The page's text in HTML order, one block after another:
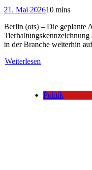
21. Mai 202610 mins
Berlin (ots) – Die geplante
in der Branche weiterhin
Weiterlesen
Politik